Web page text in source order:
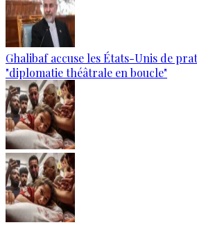
Ghalibaf accuse les États-Unis de
"diplomatie théâtrale en boucle"